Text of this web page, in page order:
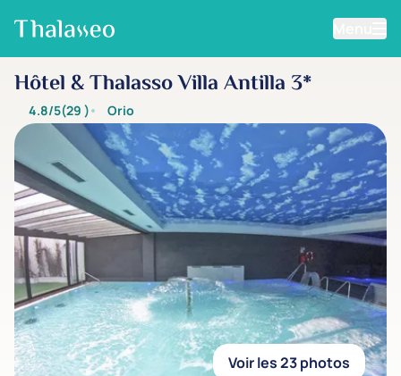
Aller au contenu principal
Hôtel & Thalasso Villa Antilla 3*
4.8/5(29 ) Orio
Voir les 23 photos